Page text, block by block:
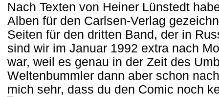
Nach Texten von Heiner Lünstedt
Alben für den Carlsen-Verlag
Seiten für den dritten Band, der in
sind wir im Januar 1992 extra nach
war, weil es genau in der Zeit des
Weltenbummler dann aber schon
mich sehr, dass du den Comic noch